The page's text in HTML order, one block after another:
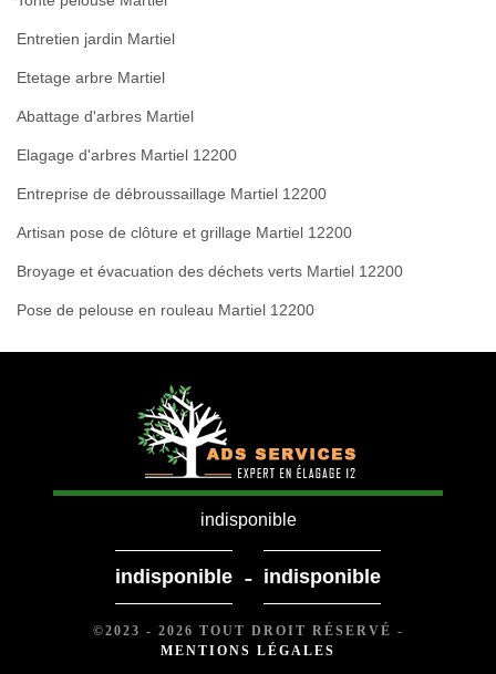
Entretien jardin Martiel
Etetage arbre Martiel
Abattage d'arbres Martiel
Elagage d'arbres Martiel 12200
Entreprise de débroussaillage Martiel 12200
Artisan pose de clôture et grillage Martiel 12200
Broyage et évacuation des déchets verts Martiel 12200
Pose de pelouse en rouleau Martiel 12200
indisponible
indisponible - indisponible
©2023 - 2026 TOUT DROIT RÉSERVÉ -
MENTIONS LÉGALES